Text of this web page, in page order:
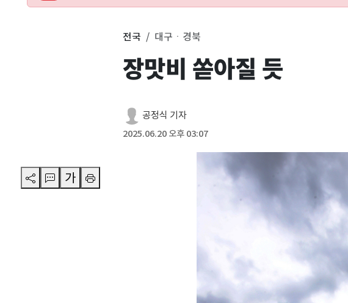
가
전국 대구ㆍ경북
장맛비 쏟아질 듯
공정식 기자
2025.06.20 오후 03:07